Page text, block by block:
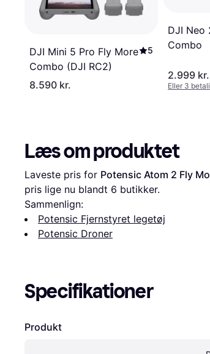
DJI Mini 5 Pro Fly More
Combo (DJI RC2)
5
8.590 kr.
DJI Neo
Combo
2.999 kr.
Eller 3
Læs om produktet
Laveste pris for Potensic Atom 2 Fly
pris lige nu blandt 6 butikker.
Sammenlign:
Potensic Fjernstyret legetøj
Potensic Droner
Specifikationer
Produkt